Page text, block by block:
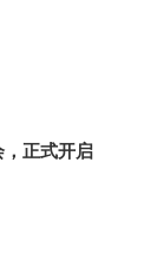
正式开启